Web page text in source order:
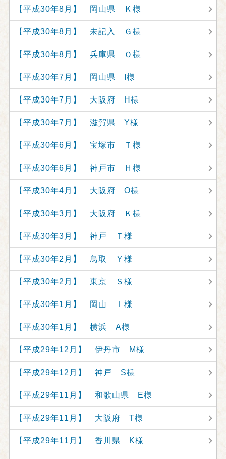
【平成30年8月】 岡山県 Ｋ様
【平成30年8月】 未記入 Ｇ様
【平成30年8月】 兵庫県 Ｏ様
【平成30年7月】 岡山県 I様
【平成30年7月】 大阪府 H様
【平成30年7月】 滋賀県 Y様
【平成30年6月】 宝塚市 Ｔ様
【平成30年6月】 神戸市 Ｈ様
【平成30年4月】 大阪府 O様
【平成30年3月】 大阪府 Ｋ様
【平成30年3月】 神戸 Ｔ様
【平成30年2月】 鳥取 Ｙ様
【平成30年2月】 東京 Ｓ様
【平成30年1月】 岡山 Ｉ様
【平成30年1月】 横浜 A様
【平成29年12月】 伊丹市 M様
【平成29年12月】 神戸 S様
【平成29年11月】 和歌山県 E様
【平成29年11月】 大阪府 T様
【平成29年11月】 香川県 K様